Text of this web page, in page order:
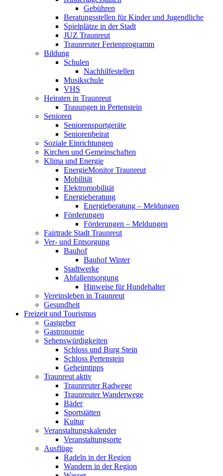
Gebühren
Beratungsstellen für Kinder und Jugendliche
Spielplätze in der Stadt
JUZ Traunreut
Traunreuter Ferienprogramm
Bildung
Schulen
Nachhilfestellen
Musikschule
VHS
Heiraten in Traunreut
Trauungen in Pertenstein
Senioren
Seniorensportgeräte
Seniorenbeirat
Soziale Einrichtungen
Kirchen und Gemeinschaften
Klima und Energie
EnergieMonitor Traunreut
Mobilität
Elektromobilität
Energieberatung
Energieberatung – Meldungen
Förderungen
Förderungen – Meldungen
Fairtrade Stadt Traunreut
Ver- und Entsorgung
Bauhof
Bauhof Winter
Stadtwerke
Abfallentsorgung
Hinweise für Hundehalter
Vereinsleben in Traunreut
Gesundheit
Freizeit und Tourismus
Gastgeber
Gastronomie
Sehenswürdigkeiten
Schloss und Burg Stein
Schloss Pertenstein
Geheimtipps
Traunreut aktiv
Traunreuter Radwege
Traunreuter Wanderwege
Bäder
Sportstätten
Kultur
Veranstaltungskalender
Veranstaltungsorte
Ausflüge
Radeln in der Region
Wandern in der Region